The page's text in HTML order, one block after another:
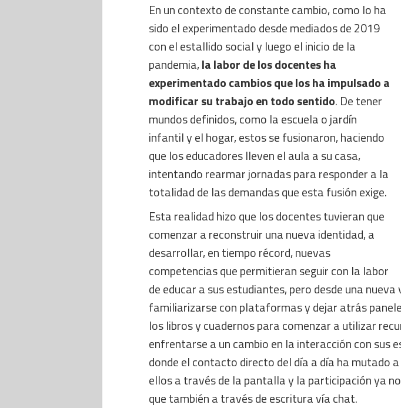
En un contexto de constante cambio, como lo ha
sido el experimentado desde mediados de 2019
con el estallido social y luego el inicio de la
pandemia,la labor de los docentes ha
experimentado cambios que los ha impulsado a
modificar su trabajo en todo sentido. De tener
mundos definidos, como la escuela o jardín
infantil y el hogar, estos se fusionaron, haciendo
que los educadores lleven el aula a su casa,
intentando rearmar jornadas para responder a la
totalidad de las demandas que esta fusión exige.
Esta realidad hizo que los docentes tuvieran que
comenzar a reconstruir una nueva identidad, a
desarrollar, en tiempo récord, nuevas
competencias que permitieran seguir con la labor
de educar a sus estudiantes, pero desde una nueva
familiarizarse con plataformas y dejar atrás
los libros y cuadernos para comenzar a utilizar
enfrentarse a un cambio en la interacción con sus
donde el contacto directo del día a día ha mutado
ellos a través de la pantalla y la participación ya
que también a través de escritura vía chat.